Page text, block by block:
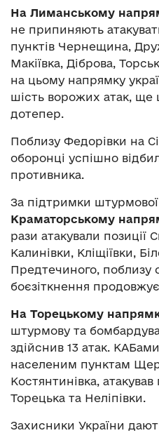
На Лиманському
не припиняють
пунктів Чернещина,
Макіївка, Діброва,
на цьому напрямку
шість ворожих атак, ще
дотепер.
Поблизу Федорівки на
оборонці успішно
противника.
За підтримки штурмової
Краматорському
рази атакували позиції
Калинівки, Кліщіївки,
Предтечиного, поблизу
боєзіткнення
На Торецькому
штурмову та
здійснив 13 атак.
населеним пунктам
Костянтинівка,
Торецька та Неліпівки.
Захисники України